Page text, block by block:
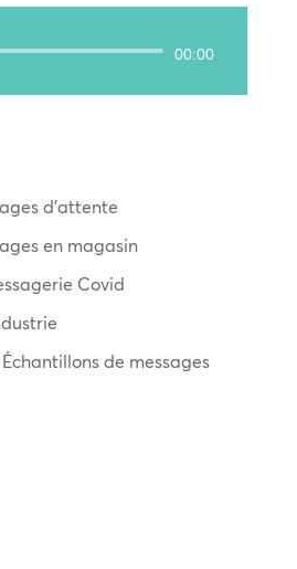
Lecteur
00:00
d’attente
en magasin
Covid
de messages